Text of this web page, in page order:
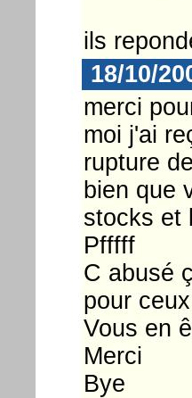
ils
18/10/
merci
moi j'ai
rupture
bien que
stocks et
Pfffff
C abusé
pour
Vous en
Merci
Bye